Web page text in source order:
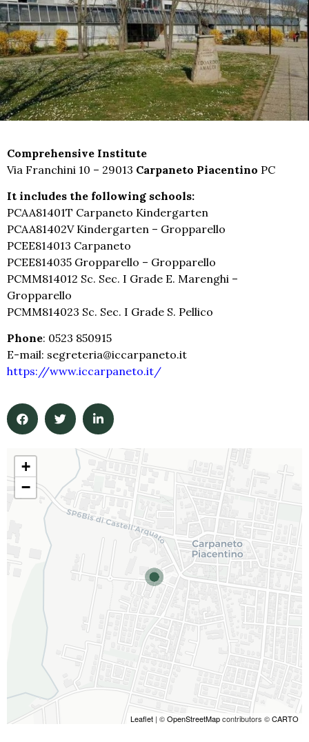
Comprehensive Institute
Via Franchini 10 – 29013 Carpaneto Piacentino PC
It includes the following schools:
PCAA81401T Carpaneto Kindergarten
PCAA81402V Kindergarten – Gropparello
PCEE814013 Carpaneto
PCEE814035 Gropparello – Gropparello
PCMM814012 Sc. Sec. I Grade E. Marenghi –
Gropparello
PCMM814023 Sc. Sec. I Grade S. Pellico
Phone: 0523 850915
E-mail: segreteria@iccarpaneto.it
https://www.iccarpaneto.it/
+
−
Leaflet | ©OpenStreetMapcontributors ©CARTO